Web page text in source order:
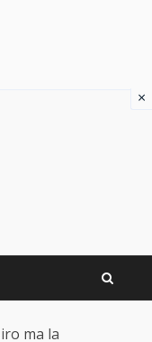
ma la
×